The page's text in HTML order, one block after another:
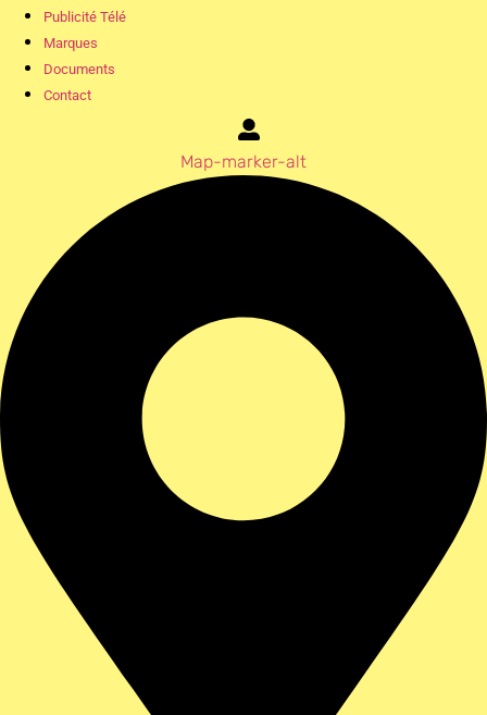
Publicité Télé
Marques
Documents
Contact
Map-marker-alt